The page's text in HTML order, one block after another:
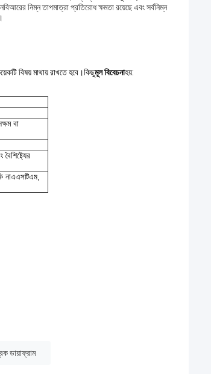
নিম্ন তাপমাত্রা প্রতিরোধ ক্ষমতা রয়েছে এবং সর্বনিম্ন
বিষয় মাথায় রাখতে হবে।কিছুমূল বিবেচনাহয়:
বা
নাএএসটিএম,
ডায়াফ্রাম